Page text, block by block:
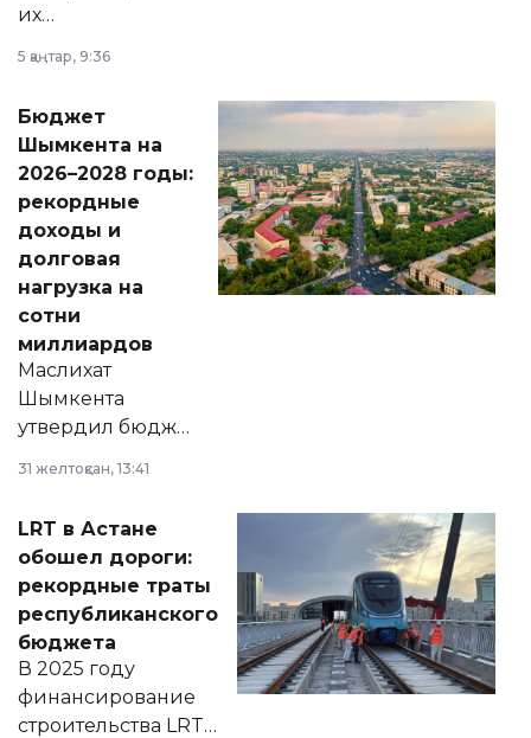
их
принести
народу
Венесуэлы.
5 қаңтар, 9:36
Бюджет
Шымкента на
2026–2028 годы:
рекордные
доходы и
долговая
нагрузка на
сотни
миллиардов
Маслихат
Шымкента
утвердил бюджет
2028 годы.
документ
появился в базе
нормативных
правовых актов и
на сайте маслихат
города.
31 желтоқсан, 13:41
LRT в Астане
обошел дороги:
рекордные траты
республиканского
бюджета
В 2025 году
финансирование
строительства LRT